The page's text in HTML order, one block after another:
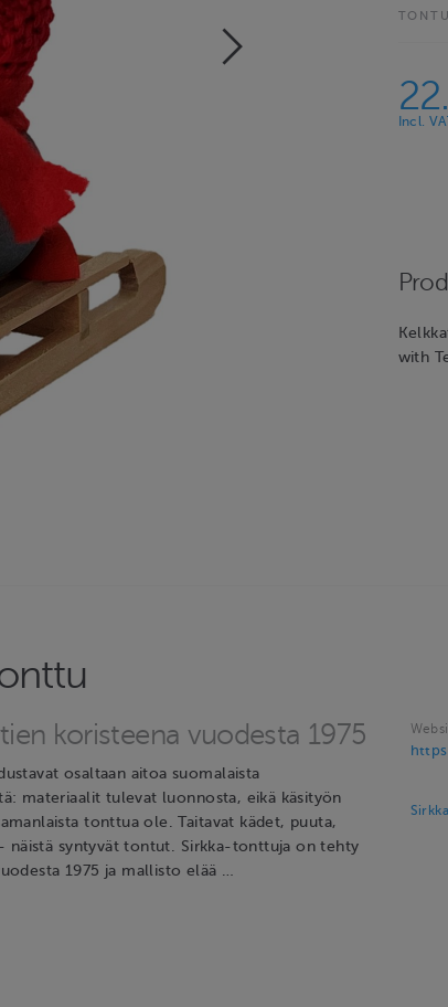
Incl.
with
koristeena vuodesta 1975
osaltaan aitoa suomalaista
materiaalit tulevat luonnosta, eikä käsityön
tonttua ole. Taitavat kädet, puuta,
näistä syntyvät tontut. Sirkka-tonttuja on tehty
1975 ja mallisto elää …